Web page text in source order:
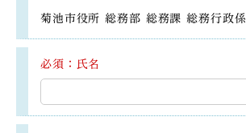
菊池市役所 総務部 総務課 総務行政係
必須：氏名